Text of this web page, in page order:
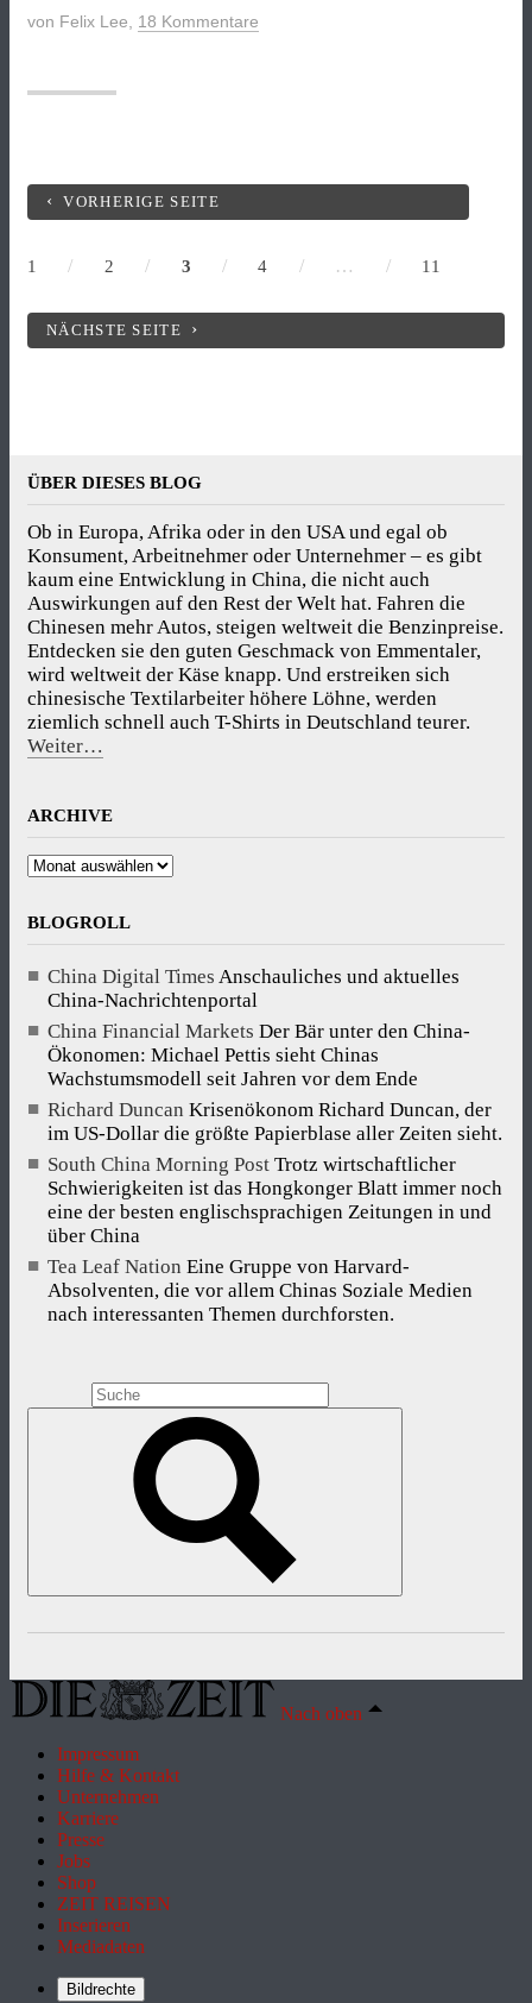
den
von Felix Lee 18 Kommentare
VORHERIGE SEITE
1 / 2 / 3 / 4 / … / 11
NÄCHSTE SEITE
ÜBER DIESES BLOG
Ob in Europa, Afrika oder in den USA und egal ob
Konsument, Arbeitnehmer oder Unternehmer – es gibt
kaum eine Entwicklung in China, die nicht auch
Auswirkungen auf den Rest der Welt hat. Fahren die
Chinesen mehr Autos, steigen weltweit die Benzinpreise.
Entdecken sie den guten Geschmack von Emmentaler,
wird weltweit der Käse knapp. Und erstreiken sich
chinesische Textilarbeiter höhere Löhne, werden
ziemlich schnell auch T-Shirts in Deutschland teurer.
Weiter…
ARCHIVE
Archive
BLOGROLL
China Digital Times Anschauliches und aktuelles
China-Nachrichtenportal
China Financial Markets Der Bär unter den China-
Ökonomen: Michael Pettis sieht Chinas
Wachstumsmodell seit Jahren vor dem Ende
Richard Duncan Krisenökonom Richard Duncan, der
im US-Dollar die größte Papierblase aller Zeiten sieht.
South China Morning Post Trotz wirtschaftlicher
Schwierigkeiten ist das Hongkonger Blatt immer noch
eine der besten englischsprachigen Zeitungen in und
über China
Tea Leaf Nation Eine Gruppe von Harvard-
Absolventen, die vor allem Chinas Soziale Medien
nach interessanten Themen durchforsten.
Nach oben
Impressum
Hilfe & Kontakt
Unternehmen
Karriere
Presse
Jobs
Shop
ZEIT REISEN
Inserieren
Mediadaten
Bildrechte